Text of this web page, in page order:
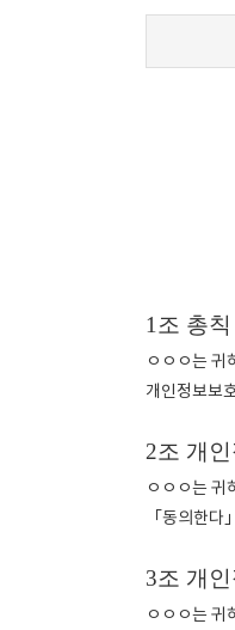
1조 총칙
ㅇㅇㅇ는
개인정보보
2조 개
ㅇㅇㅇ는
「동의한
3조 개
ㅇㅇㅇ는